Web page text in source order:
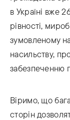
в Україні вже
рівності,
зумовленому
насильству,
забезпеченню
Віримо, що
сторін